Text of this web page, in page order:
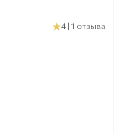
4 | 1 отзыва